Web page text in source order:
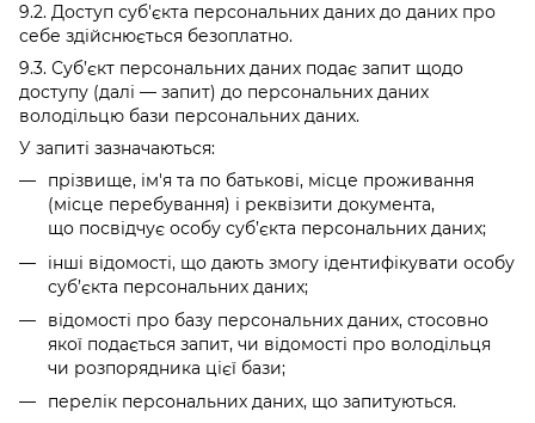
9.2. Доступ суб'єкта персональних даних до даних про
себе здійснюється безоплатно.
9.3. Суб’єкт персональних даних подає запит щодо
доступу (далі — запит) до персональних даних
володільцю бази персональних даних.
У запиті зазначаються:
прізвище, ім'я та по батькові, місце проживання
(місце перебування) і реквізити документа,
що посвідчує особу суб’єкта персональних даних;
інші відомості, що дають змогу ідентифікувати особу
суб’єкта персональних даних;
відомості про базу персональних даних, стосовно
якої подається запит, чи відомості про володільця
чи розпорядника цієї бази;
перелік персональних даних, що запитуються.